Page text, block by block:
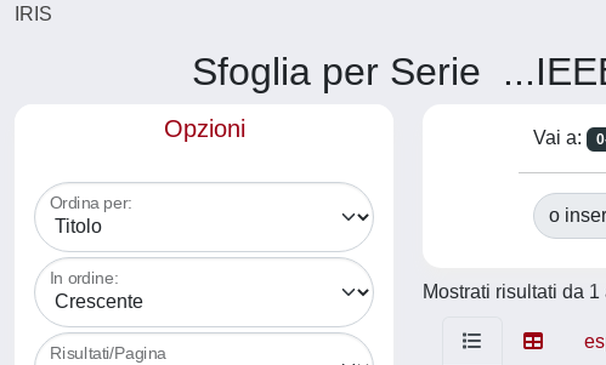
IRIS
Sfoglia per Serie
Opzioni
Ordina per:
In ordine:
Risultati/Pagina
Vai a:
o
Mostrati risultati da 1